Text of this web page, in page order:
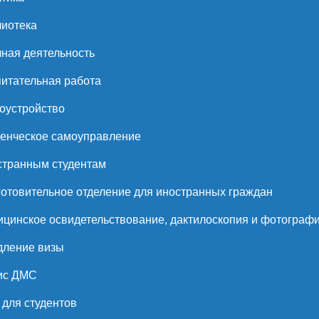
деятельность
работа
самоуправление
студентам
отделение для иностранных граждан
освидетельствование, дактилоскопия и
визы
ДМС
студентов